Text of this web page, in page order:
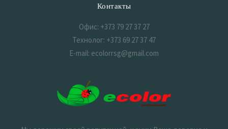
Контакты
Офис: +373 79 27 37 27
Технолог: +373 69 27 37 47
E-mail: ecolorrsg@gmail.com